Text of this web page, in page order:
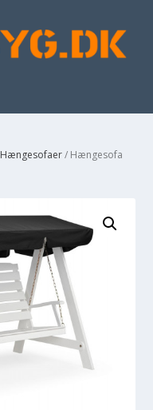
Hængesofaer/ Hængesofa